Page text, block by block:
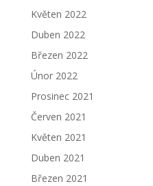
Květen 2022
Duben 2022
Březen 2022
Únor 2022
Prosinec 2021
Červen 2021
Květen 2021
Duben 2021
Březen 2021